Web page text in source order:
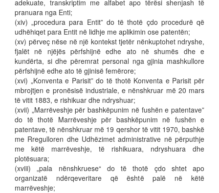
adekuate, transkriptim me alfabet apo tërësi shenjash të
pranuara nga Enti;
(xiv) „procedura para Entit” do të thotë çdo procedurë që
udhëhiqet para Entit në lidhje me aplikimin ose patentën;
(xv) përveç nëse në një kontekst tjetër nënkuptohet ndryshe,
fjalët në njëjës përfshijnë edhe ato në shumës dhe e
kundërta, si dhe përemrat personal nga gjinia mashkullore
përfshijnë edhe ato të gjinisë femërore;
(xvi) „Konventa e Parisit” do të thotë Konventa e Parisit për
mbrojtjen e pronësisë industriale, e nënshkruar më 20 mars
të vitit 1883, e rishikuar dhe ndryshuar;
(xvii) „Marrëveshje për bashkëpunim në fushën e patentave”
do të thotë Marrëveshje për bashkëpunim në fushën e
patentave, të nënshkruar më 19 qershor të vitit 1970, bashkë
me Rregulloren dhe Udhëzimet administrative në përputhje
me këtë marrëveshje, të rishikuara, ndryshuara dhe
plotësuara;
(xviii) „pala nënshkruese“ do të thotë çdo shtet apo
organizatë ndërqeveritare që është palë në këtë
marrëveshje;